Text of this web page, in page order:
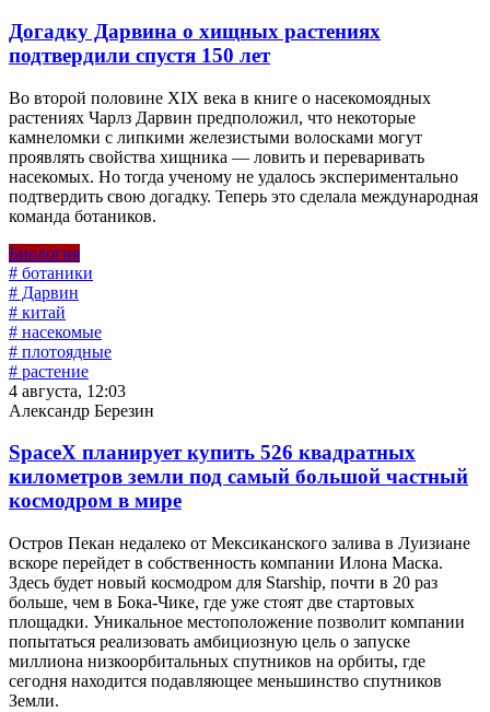
Догадку Дарвина о хищных растениях
подтвердили спустя 150 лет
Во второй половине XIX века в книге о насекомоядных
растениях Чарлз Дарвин предположил, что некоторые
камнеломки с липкими железистыми волосками могут
проявлять свойства хищника — ловить и переваривать
насекомых. Но тогда ученому не удалось экспериментально
подтвердить свою догадку. Теперь это сделала международная
команда ботаников.
Биология
# ботаники
# Дарвин
# китай
# насекомые
# плотоядные
# растение
4 августа, 12:03
Александр Березин
SpaceX планирует купить 526 квадратных
километров земли под самый большой частный
космодром в мире
Остров Пекан недалеко от Мексиканского залива в Луизиане
вскоре перейдет в собственность компании Илона Маска.
Здесь будет новый космодром для Starship, почти в 20 раз
больше, чем в Бока-Чике, где уже стоят две стартовых
площадки. Уникальное местоположение позволит компании
попытаться реализовать амбициозную цель о запуске
миллиона низкоорбитальных спутников на орбиты, где
сегодня находится подавляющее меньшинство спутников
Земли.